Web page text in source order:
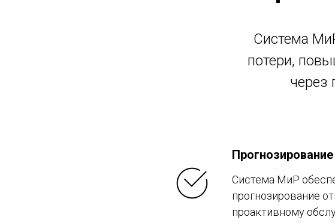
Система
потери,
через
Система МиР
прогнозирование
проактивному